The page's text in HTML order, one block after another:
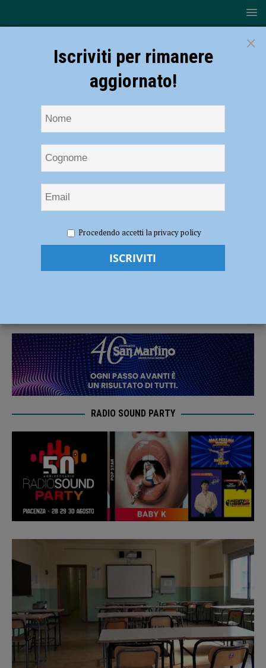
Galvani: “Risultati non se ne sono visti”
Scuola, il Pd risponde a Galvani: “Risultati
RADIO SOUND PARTY
×
Iscriviti per rimanere
aggiornato!
Procedendo accetti la privacy policy